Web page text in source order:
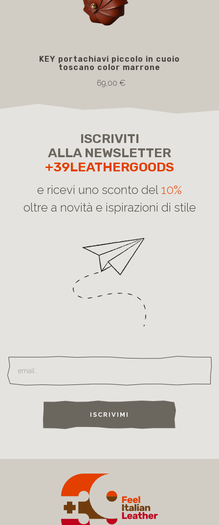
KEY portachiavi piccolo in cuoio
toscano color marrone
69,00 €
ISCRIVITI
ALLA NEWSLETTER
+39LEATHERGOODS
e ricevi uno sconto del 10%
oltre a novità e ispirazioni di stile
ISCRIVIMI